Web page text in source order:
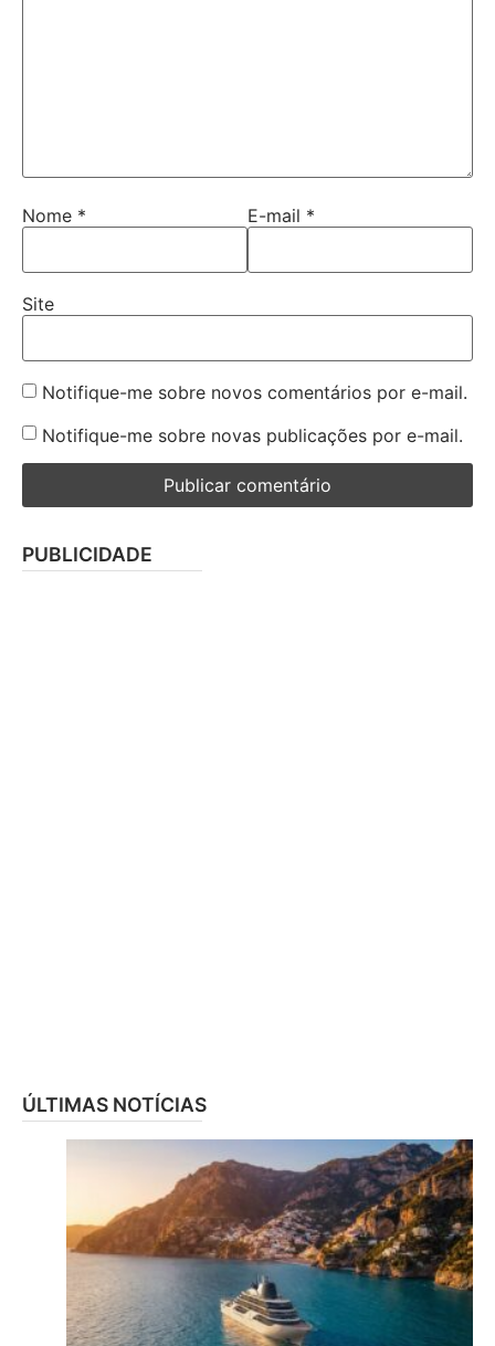
Nome * E-mail *
Site
Notifique-me sobre novos comentários por e-mail.
Notifique-me sobre novas publicações por e-mail.
PUBLICIDADE
ÚLTIMAS NOTÍCIAS